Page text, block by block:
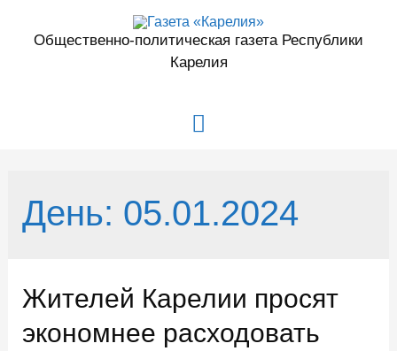
содержимому
Общественно-политическая газета Республики
Карелия
Главное
День: 05.01.2024
Жителей Карелии просят
экономнее расходовать